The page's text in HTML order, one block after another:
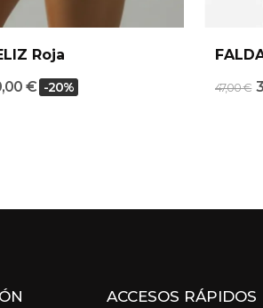
Roja
€ -20% 47,00 €
ACCESOS RÁPIDOS